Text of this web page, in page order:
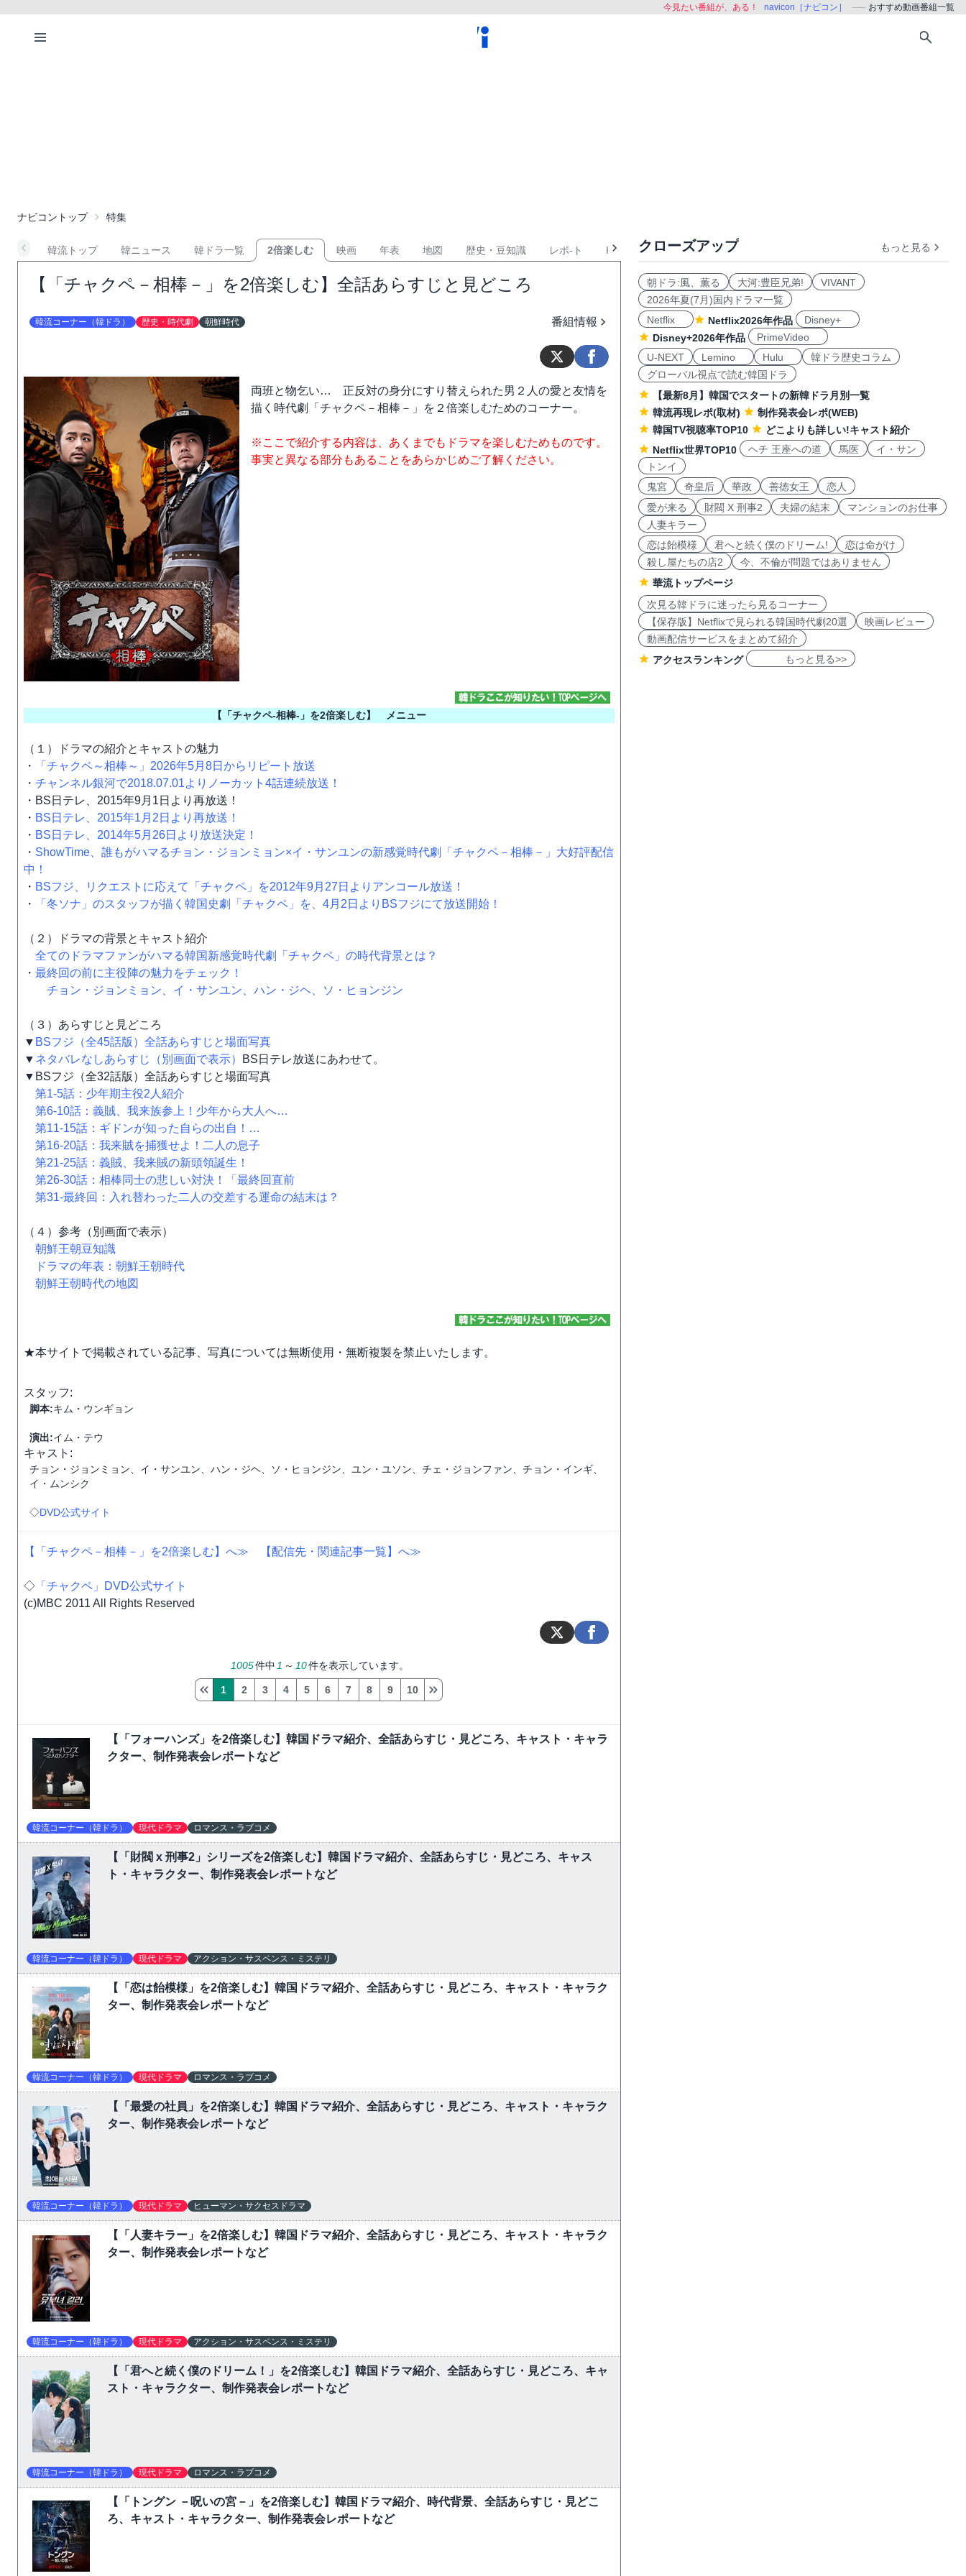
今見たい番組が、ある！ navicon［ナビコン］ おすすめ動画番組一覧
ナビコントップ 特集
韓流トップ 韓ニュース 韓ドラ一覧 2倍楽しむ 映画 年表 地図 歴史・豆知識 レポ-ト KPOP おすすめ
【「チャクペ－相棒－」を2倍楽しむ】全話あらすじと見どころ
韓流コーナー（韓ドラ） 歴史・時代劇 朝鮮時代 番組情報
両班と物乞い… 正反対の身分にすり替えられた男２人の愛と友情を
描く時代劇「チャクペ－相棒－」を２倍楽しむためのコーナー。
※ここで紹介する内容は、あくまでもドラマを楽しむためものです。
事実と異なる部分もあることをあらかじめご了解ください。
【「チャクペ-相棒-」を2倍楽しむ】 メニュー
（１）ドラマの紹介とキャストの魅力
・
「チャクペ～相棒～」2026年5月8日からリピート放送
・ チャンネル銀河で2018.07.01よりノーカット4話連続放送！
・BS日テレ、2015年9月1日より再放送！
・ BS日テレ、2015年1月2日より再放送！
・ BS日テレ、2014年5月26日より放送決定！
・ ShowTime、誰もがハマるチョン・ジョンミョン×イ・サンユンの新感覚時代劇「チャクペ－相棒－」大好評配信
中！
・ BSフジ、リクエストに応えて「チャクペ」を2012年9月27日よりアンコール放送！
・
「冬ソナ」のスタッフが描く韓国史劇「チャクペ」を、4月2日よりBSフジにて放送開始！
（２）ドラマの背景とキャスト紹介
全てのドラマファンがハマる韓国新感覚時代劇「チャクペ」の時代背景とは？
・ 最終回の前に主役陣の魅力をチェック！
チョン・ジョンミョン、イ・サンユン、ハン・ジヘ、ソ・ヒョンジン
（３）あらすじと見どころ
▼ BSフジ（全45話版）全話あらすじと場面写真
▼ ネタバレなしあらすじ（別画面で表示）
BS日テレ放送にあわせて。
▼BSフジ（全32話版）全話あらすじと場面写真
第1-5話：少年期主役2人紹介
第6-10話：義賊、我来族参上！少年から大人へ…
第11-15話：ギドンが知った自らの出自！…
第16-20話：我来賊を捕獲せよ！二人の息子
第21-25話：義賊、我来賊の新頭領誕生！
第26-30話：相棒同士の悲しい対決！「最終回直前
第31-最終回：入れ替わった二人の交差する運命の結末は？
（４）参考（別画面で表示）
朝鮮王朝豆知識
ドラマの年表：朝鮮王朝時代
朝鮮王朝時代の地図
★本サイトで掲載されている記事、写真については無断使用・無断複製を禁止いたします。
スタッフ:
脚本:キム・ウンギョン
演出:イム・テウ
キャスト:
チョン・ジョンミョン、イ・サンユン、ハン・ジヘ、ソ・ヒョンジン、ユン・ユソン、チェ・ジョンファン、チョン・インギ、
イ・ムンシク
◇DVD公式サイト
【「チャクペ－相棒－」を2倍楽しむ】へ≫ 【配信先・関連記事一覧】へ≫
◇ 「チャクペ」DVD公式サイト
(c)MBC 2011 All Rights Reserved
1005件中 1 ～ 10件を表示しています。
1 2 3 4 5 6 7 8 9 10
【「フォーハンズ」を2倍楽しむ】韓国ドラマ紹介、全話あらすじ・見どころ、キャスト・キャラ
クター、制作発表会レポートなど
韓流コーナー（韓ドラ） 現代ドラマ ロマンス・ラブコメ
【「財閥 x 刑事2」シリーズを2倍楽しむ】韓国ドラマ紹介、全話あらすじ・見どころ、キャス
ト・キャラクター、制作発表会レポートなど
韓流コーナー（韓ドラ） 現代ドラマ アクション・サスペンス・ミステリ
【「恋は飴模様」を2倍楽しむ】韓国ドラマ紹介、全話あらすじ・見どころ、キャスト・キャラク
ター、制作発表会レポートなど
韓流コーナー（韓ドラ） 現代ドラマ ロマンス・ラブコメ
【「最愛の社員」を2倍楽しむ】韓国ドラマ紹介、全話あらすじ・見どころ、キャスト・キャラク
ター、制作発表会レポートなど
韓流コーナー（韓ドラ） 現代ドラマ ヒューマン・サクセスドラマ
【「人妻キラー」を2倍楽しむ】韓国ドラマ紹介、全話あらすじ・見どころ、キャスト・キャラク
ター、制作発表会レポートなど
韓流コーナー（韓ドラ） 現代ドラマ アクション・サスペンス・ミステリ
【「君へと続く僕のドリーム！」を2倍楽しむ】韓国ドラマ紹介、全話あらすじ・見どころ、キャ
スト・キャラクター、制作発表会レポートなど
韓流コーナー（韓ドラ） 現代ドラマ ロマンス・ラブコメ
【「トングン －呪いの宮－」を2倍楽しむ】韓国ドラマ紹介、時代背景、全話あらすじ・見どこ
ろ、キャスト・キャラクター、制作発表会レポートなど
クローズアップ もっと見る
朝ドラ:風、薫る 大河:豊臣兄弟!
VIVANT
2026年夏(7月)国内ドラマ一覧
Netflix
Netflix2026年作品
Disney+
Disney+2026年作品
PrimeVideo
U-NEXT
Lemino Hulu
韓ドラ歴史コラム
グローバル視点で読む韓国ドラ
【最新8月】韓国でスタートの新韓ドラ月別一覧
韓流再現レポ(取材)
制作発表会レポ(WEB)
韓国TV視聴率TOP10
どこよりも詳しい!キャスト紹介
Netflix世界TOP10
ヘチ 王座への道 馬医
イ・サン
トンイ
鬼宮
奇皇后 華政 善徳女王
恋人
愛が来る
財閥 X 刑事2 夫婦の結末
マンションのお仕事
人妻キラー
恋は飴模様
君へと続く僕のドリーム!
恋は命がけ
殺し屋たちの店2
今、不倫が問題ではありません
華流トップページ
次見る韓ドラに迷ったら見るコーナー
【保存版】Netflixで見られる韓国時代劇20選
映画レビュー
動画配信サービスをまとめて紹介
アクセスランキング
もっと見る>>